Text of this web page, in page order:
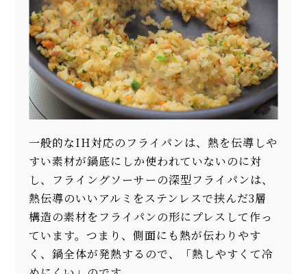
一般的なIH対応のフライパンは、熱を伝導しや
すい素材が鍋底にしか使われていないのに対
し、フライングソーサーの深型フライパンは、
熱伝導のいいアルミをステンレスで挟んだ3層
構造の素材をフライパンの形にプレスして作っ
ています。つまり、側面にも熱が伝わりやす
く、鍋全体が発熱するので、「熱しやすくて冷